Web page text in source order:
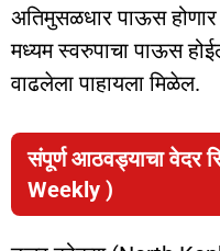
अतिमुसळधार पाऊस
मध्यम स्वरुपाचा पाऊस
वाढलेला पाहायला मिळेल.
संपूर्ण आठवड्याचा वेदर
Weekly )